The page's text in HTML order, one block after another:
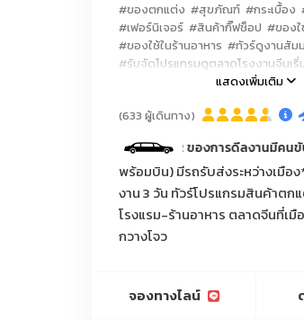
#ของตกแต่ง #สุขภัณฑ์ #กระเบื้อง
#เฟอร์นิเจอร์ #สินค้ากิ๊ฟช็อป #ของใ
#ของใช้ในร้านอาหาร #ทัวร์ดูงานสัม
#รับจัดโปรแกรมดูตลาดโรงงานจีนเ
แสดงเพิ่มเติม
(633 ผู้เดินทาง)
วันที่1และ2 ของการดีลงานมีคนขับรถรับ-ส่
พร้อมบิน) มีรถรับส่งระหว่างเมือง
งาน 3 วัน ทัวร์โปรแกรมสินค้าตก
โรงแรม-ร้านอาหาร ตลาดจีนที่เมื
กวางโจว
จองทางไลน์